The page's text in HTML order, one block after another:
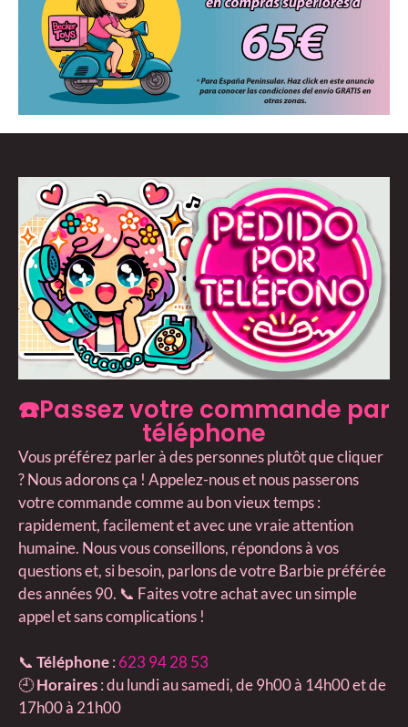
☎️Passez votre commande par
téléphone
Vous préférez parler à des personnes plutôt que cliquer
? Nous adorons ça ! Appelez-nous et nous passerons
votre commande comme au bon vieux temps :
rapidement, facilement et avec une vraie attention
humaine. Nous vous conseillons, répondons à vos
questions et, si besoin, parlons de votre Barbie préférée
des années 90. 📞 Faites votre achat avec un simple
appel et sans complications !
📞 Téléphone: 623 94 28 53
🕘Horaires: du lundi au samedi, de 9h00 à 14h00 et de
17h00 à 21h00